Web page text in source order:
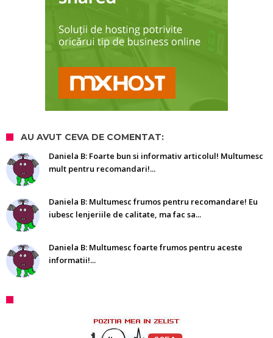
AU AVUT CEVA DE COMENTAT:
Daniela B: Foarte bun si informativ articolul! Multumesc
mult pentru recomandari!...
Daniela B: Multumesc frumos pentru recomandare! Eu
iubesc lenjeriile de calitate, ma fac sa...
Daniela B: Multumesc foarte frumos pentru aceste
informatii!...